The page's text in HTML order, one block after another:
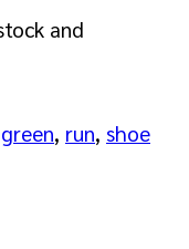
and
green, run, shoe